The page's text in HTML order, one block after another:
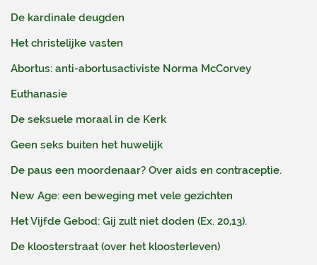
De kardinale deugden
Het christelijke vasten
Abortus: anti-abortusactiviste Norma McCorvey
Euthanasie
De seksuele moraal in de Kerk
Geen seks buiten het huwelijk
De paus een moordenaar? Over aids en contraceptie.
New Age: een beweging met vele gezichten
Het Vijfde Gebod: Gij zult niet doden (Ex. 20,13).
De kloosterstraat (over het kloosterleven)